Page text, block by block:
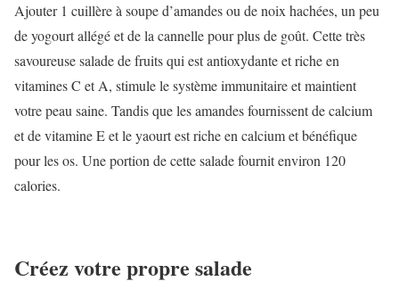
Ajouter 1 cuillère à soupe d’amandes ou de noix hachées, un peu
de yogourt allégé et de la cannelle pour plus de goût. Cette très
savoureuse salade de fruits qui est antioxydante et riche en
vitamines C et A, stimule le système immunitaire et maintient
votre peau saine. Tandis que les amandes fournissent de calcium
et de vitamine E et le yaourt est riche en calcium et bénéfique
pour les os. Une portion de cette salade fournit environ 120
calories.
Créez votre propre salade